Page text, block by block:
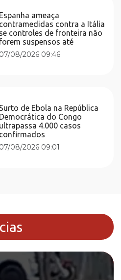
Espanha ameaça
contramedidas contra a Itália
se controles de fronteira não
forem suspensos até
07/08/2026 09:46
Surto de Ebola na República
Democrática do Congo
ultrapassa 4.000 casos
confirmados
07/08/2026 09:01